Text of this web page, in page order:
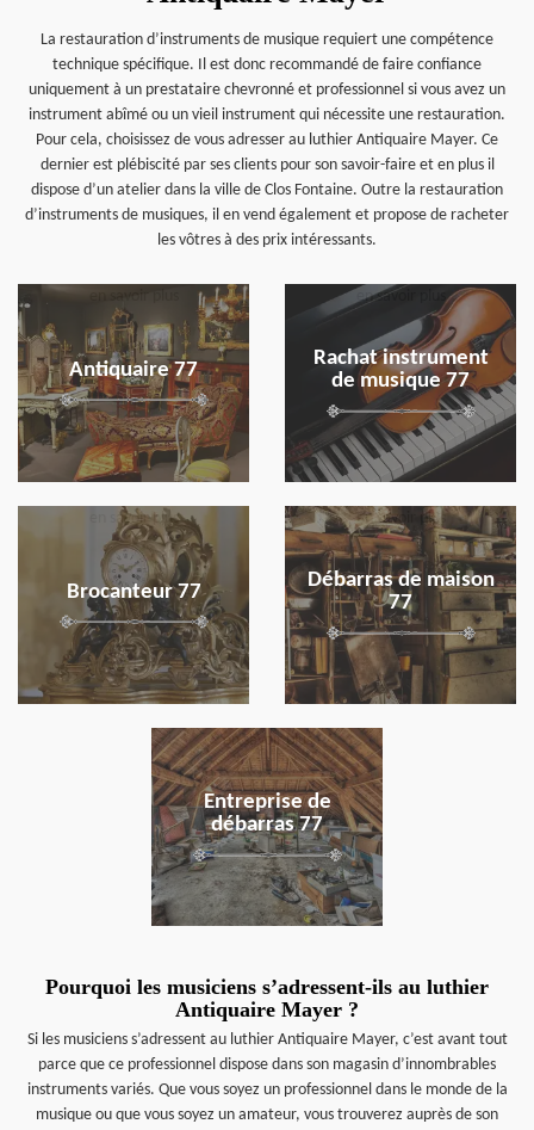
La restauration d’instruments de musique requiert une compétence
technique spécifique. Il est donc recommandé de faire confiance
uniquement à un prestataire chevronné et professionnel si vous avez un
instrument abîmé ou un vieil instrument qui nécessite une restauration.
Pour cela, choisissez de vous adresser au luthier Antiquaire Mayer. Ce
dernier est plébiscité par ses clients pour son savoir-faire et en plus il
dispose d’un atelier dans la ville de Clos Fontaine. Outre la restauration
d’instruments de musiques, il en vend également et propose de racheter
les vôtres à des prix intéressants.
Antiquaire 77
en savoir plus
Rachat instrument
de musique 77
en savoir plus
Brocanteur 77
en savoir plus
Débarras de maison
77
en savoir plus
Entreprise de
débarras 77
en savoir plus
Pourquoi les musiciens s’adressent-ils au luthier
Antiquaire Mayer ?
Si les musiciens s’adressent au luthier Antiquaire Mayer, c’est avant tout
parce que ce professionnel dispose dans son magasin d’innombrables
instruments variés. Que vous soyez un professionnel dans le monde de la
musique ou que vous soyez un amateur, vous trouverez auprès de son